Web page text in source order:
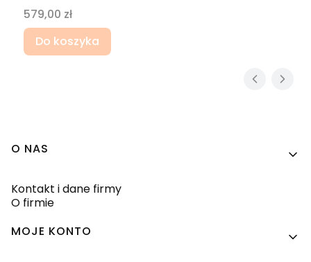
Cena
579,00 zł
Do koszyka
Linki w stopce
O NAS
Kontakt i dane firmy
O firmie
MOJE KONTO